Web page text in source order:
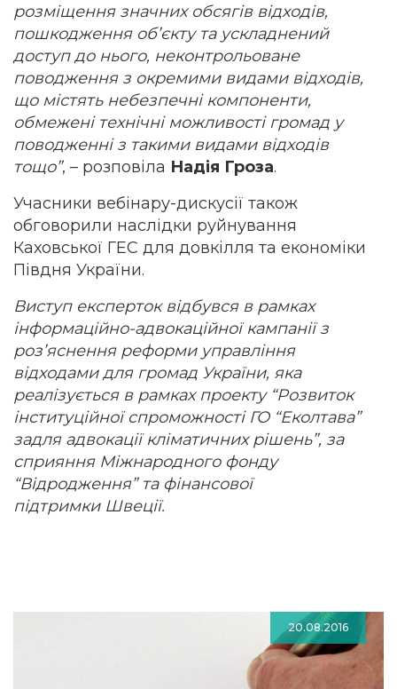
розміщення значних обсягів відходів,
пошкодження об’єкту та ускладнений
доступ до нього, неконтрольоване
поводження з окремими видами відходів,
що містять небезпечні компоненти,
обмежені технічні можливості громад у
поводженні з такими видами відходів
тощо”, – розповіла Надія Гроза.
Учасники вебінару-дискусії також
обговорили наслідки руйнування
Каховської ГЕС для довкілля та економіки
Півдня України.
Виступ експерток відбувся в рамках
інформаційно-адвокаційної кампанії з
роз’яснення реформи управління
відходами для громад України, яка
реалізується в рамках проекту “Розвиток
інституційної спроможності ГО “Еколтава”
задля адвокації кліматичних рішень”, за
сприяння Міжнародного фонду
“Відродження” та фінансової
підтримки Швеції.
20.08.2016